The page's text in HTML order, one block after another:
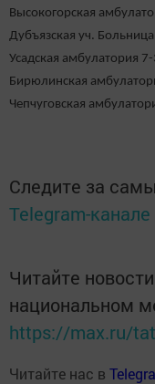
Высокогорская
Дубъязская уч.
Усадская амбулатория
Бирюлинская
Чепчуговская
Следите за
Telegram-канале
Читайте
национальном
https://max.ru/
Читайте нас в